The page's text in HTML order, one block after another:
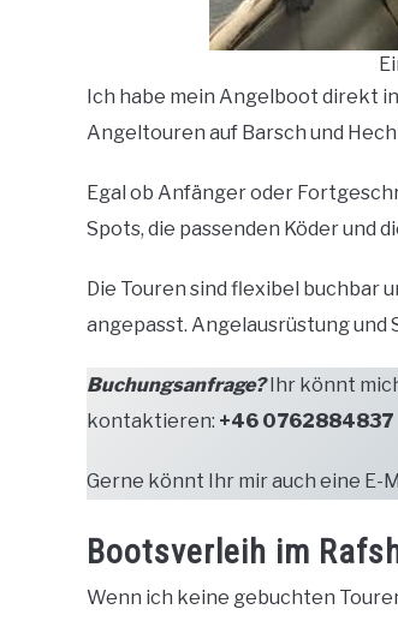
Ich habe mein Angelboot direkt
Angeltouren auf Barsch und
Egal ob Anfänger oder
Spots, die passenden Köder und
Die Touren sind flexibel buchbar
angepasst. Angelausrüstung
Buchungsanfrage?Ihr könnt
kontaktieren: +46 0762884837
Gerne könnt Ihr mir auch eine E-
Bootsverleih im
Wenn ich keine gebuchten